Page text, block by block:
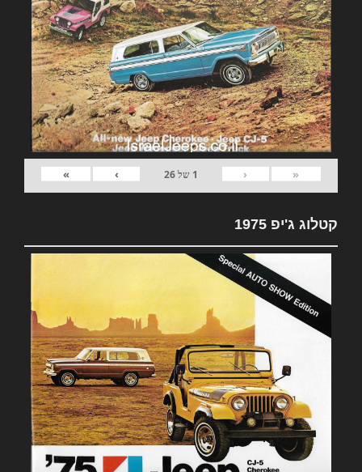
«
‹
1 של26
›
»
קטלוג ג'יפ 1975